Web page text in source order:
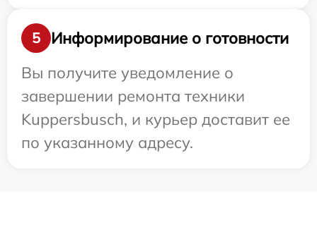
5
Информирование о готовности
Вы получите уведомление о
завершении ремонта техники
Kuppersbusch, и курьер доставит ее
по указанному адресу.